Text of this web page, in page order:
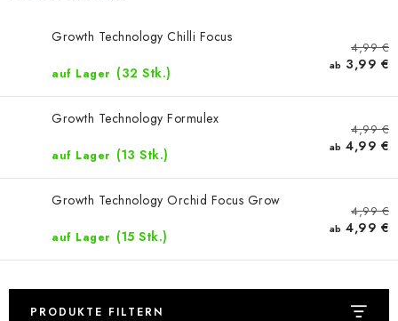
SMARTER GARTEN
Geschäftsbewertung Kaufberatung
Kontakt
Datenschutzerklärung Impressum
Growth Technology Chilli Focus
auf Lager (32 Stk.)
4,99 €
ab 3,99 €
Growth Technology Formulex
auf Lager (13 Stk.)
4,99 €
ab 4,99 €
Growth Technology Orchid Focus Grow
auf Lager (15 Stk.)
4,99 €
ab 4,99 €
PRODUKTE FILTERN